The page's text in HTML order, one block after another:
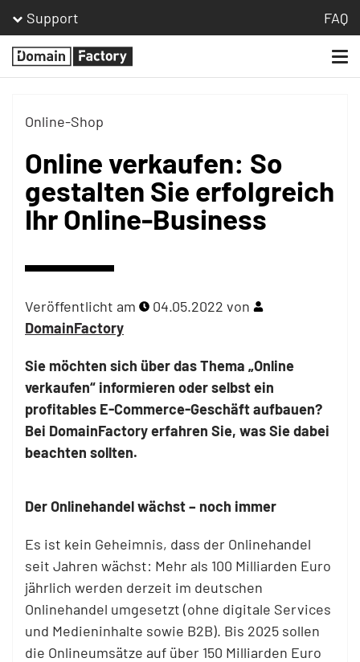
Support FAQ
Homepage
Online-Shop
Online verkaufen: So
gestalten Sie erfolgreich
Ihr Online-Business
Veröffentlicht am 04.05.2022 von
DomainFactory
Sie möchten sich über das Thema „Online
verkaufen“ informieren oder selbst ein
profitables E-Commerce-Geschäft aufbauen?
Bei DomainFactory erfahren Sie, was Sie dabei
beachten sollten.
Der Onlinehandel wächst – noch immer
Es ist kein Geheimnis, dass der Onlinehandel
seit Jahren wächst: Mehr als 100 Milliarden Euro
jährlich werden derzeit im deutschen
Onlinehandel umgesetzt (ohne digitale Services
und Medieninhalte sowie B2B). Bis 2025 sollen
die Onlineumsätze auf über 150 Milliarden Euro